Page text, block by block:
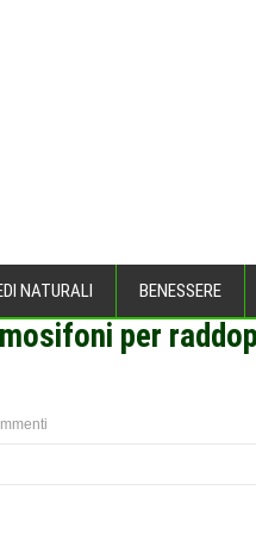
NATURALI BENESSERE
per